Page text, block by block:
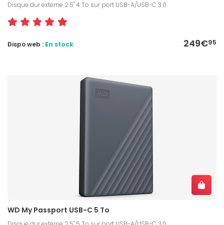
Disque dur externe 2.5" 4 To sur port USB-A/USB-C 3.0
249€95
Dispo web : En stock
WD My Passport USB-C 5 To